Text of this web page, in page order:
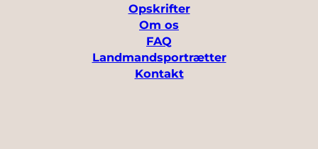
Opskrifter
Om os
FAQ
Landmandsportrætter
Kontakt